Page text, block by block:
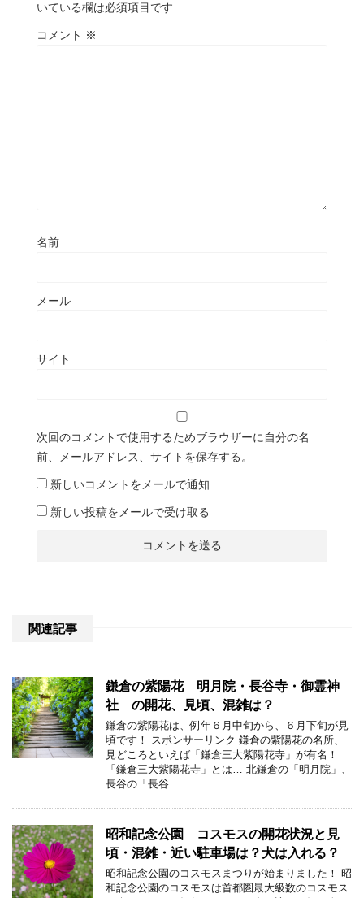
いている欄は必須項目です
コメント ※
名前
メール
サイト
次回のコメントで使用するためブラウザーに自分の名
前、メールアドレス、サイトを保存する。
新しいコメントをメールで通知
新しい投稿をメールで受け取る
関連記事
鎌倉の紫陽花 明月院・長谷寺・御霊神
社 の開花、見頃、混雑は？
鎌倉の紫陽花は、例年６月中旬から、６月下旬が見
頃です！ スポンサーリンク 鎌倉の紫陽花の名所、
見どころといえば「鎌倉三大紫陽花寺」が有名！
「鎌倉三大紫陽花寺」とは… 北鎌倉の「明月院」、
長谷の「長谷 …
昭和記念公園 コスモスの開花状況と見
頃・混雑・近い駐車場は？犬は入れる？
昭和記念公園のコスモスまつりが始まりました！ 昭
和記念公園のコスモスは首都圏最大級数のコスモス